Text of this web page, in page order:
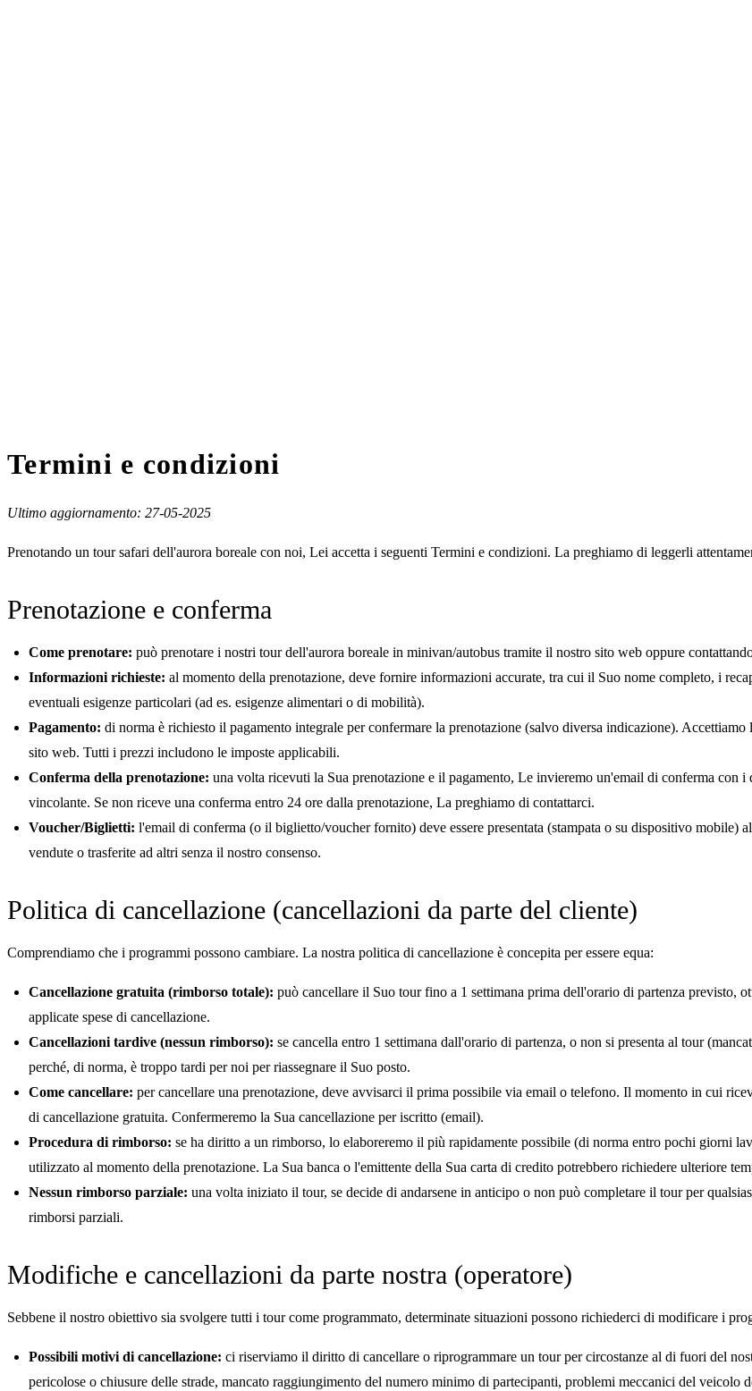
Termini e condizioni
Ultimo aggiornamento: 27-05-2025
Prenotando un tour safari dell'aurora boreale con noi, Lei accetta i seguenti Termini e condizioni. La preghiamo di leggerli
Prenotazione e conferma
Come prenotare: può prenotare i nostri tour dell'aurora boreale in minivan/autobus tramite il nostro sito web oppure
Informazioni richieste: al momento della prenotazione, deve fornire informazioni accurate, tra cui il Suo nome completo, i
eventuali esigenze particolari (ad es. esigenze alimentari o di mobilità).
Pagamento: di norma è richiesto il pagamento integrale per confermare la prenotazione (salvo diversa indicazione).
sito web. Tutti i prezzi includono le imposte applicabili.
Conferma della prenotazione: una volta ricevuti la Sua prenotazione e il pagamento, Le invieremo un'email di conferma con
vincolante. Se non riceve una conferma entro 24 ore dalla prenotazione, La preghiamo di contattarci.
Voucher/Biglietti: l'email di conferma (o il biglietto/voucher fornito) deve essere presentata (stampata o su dispositivo mobile)
vendute o trasferite ad altri senza il nostro consenso.
Politica di cancellazione (cancellazioni da parte del cliente)
Comprendiamo che i programmi possono cambiare. La nostra politica di cancellazione è concepita per essere equa:
Cancellazione gratuita (rimborso totale): può cancellare il Suo tour fino a 1 settimana prima dell'orario di partenza previsto,
applicate spese di cancellazione.
Cancellazioni tardive (nessun rimborso): se cancella entro 1 settimana dall'orario di partenza, o non si presenta al tour
perché, di norma, è troppo tardi per noi per riassegnare il Suo posto.
Come cancellare: per cancellare una prenotazione, deve avvisarci il prima possibile via email o telefono. Il momento in cui
di cancellazione gratuita. Confermeremo la Sua cancellazione per iscritto (email).
Procedura di rimborso: se ha diritto a un rimborso, lo elaboreremo il più rapidamente possibile (di norma entro pochi giorni
utilizzato al momento della prenotazione. La Sua banca o l'emittente della Sua carta di credito potrebbero richiedere ulteriore
Nessun rimborso parziale: una volta iniziato il tour, se decide di andarsene in anticipo o non può completare il tour per
rimborsi parziali.
Modifiche e cancellazioni da parte nostra (operatore)
Sebbene il nostro obiettivo sia svolgere tutti i tour come programmato, determinate situazioni possono richiederci di modificare i
Possibili motivi di cancellazione: ci riserviamo il diritto di cancellare o riprogrammare un tour per circostanze al di fuori del
pericolose o chiusure delle strade, mancato raggiungimento del numero minimo di partecipanti, problemi meccanici del veicolo